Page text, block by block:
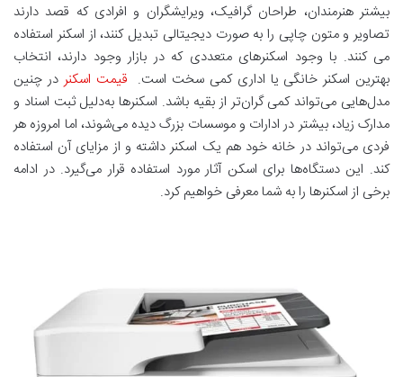
بیشتر هنرمندان، طراحان گرافیک، ویرایشگران و افرادی که قصد دارند
تصاویر و متون چاپی را به صورت دیجیتالی تبدیل کنند، از اسکنر استفاده
می کنند. با وجود اسکنرهای متعددی که در بازار وجود دارند، انتخاب
بهترین اسکنر خانگی یا اداری کمی سخت است. قیمت اسکنردر چنین
مدل‌هایی می‌تواند کمی گران‌تر از بقیه باشد. اسکنرها به‌دلیل ثبت اسناد و
مدارک زیاد، بیشتر در ادارات و موسسات بزرگ دیده می‌شوند، اما امروزه هر
فردی می‌تواند در خانه خود هم یک اسکنر داشته و از مزایای آن استفاده
کند. این دستگاه‌ها برای اسکن آثار مورد استفاده قرار می‌گیرد. در ادامه
برخی از اسکنرها را به شما معرفی خواهیم کرد.